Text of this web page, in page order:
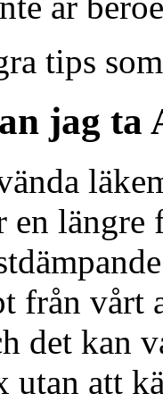
tips
jag ta
en längre
från vårt
det kan
utan att